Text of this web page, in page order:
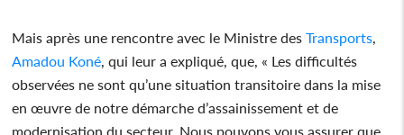
Mais après une rencontre avec le Ministre desTransports
Amadou Koné , qui leur a expliqué, que, « Les difficultés
observées ne sont qu’une situation transitoire dans la mise
en œuvre de notre démarche d’assainissement et de
modernisation du secteur. Nous pouvons vous assurer que